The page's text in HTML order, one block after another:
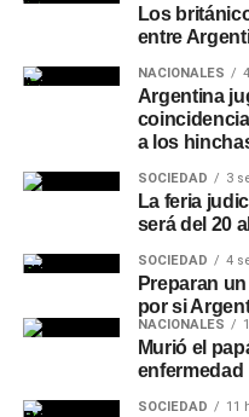
Los
entre
NACIONALES
Argentina
a los
SOCIEDAD 3
La feria
será del 20
SOCIEDAD 4
Preparan
por si
NACIONALES
Murió el
enfermedad
SOCIEDAD 11